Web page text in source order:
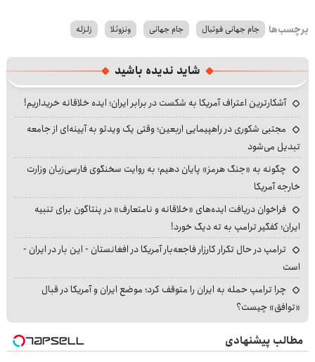
برچسب‌ها جام جهانی فوتبال جام جهانی ونزوئلا زلزله
شاید ندیده باشید
آشکارترین اعتراف آمریکا به شکست در برابر ایران؛ ایده خلاقانه خریداریم!
مجتبی شکوری در راهپیمایی اربعین؛ وقتی یک ویدئو به آیینه‌ای از جامعه
تبدیل می‌شود
چگونه به «جنگ هرمز» پایان دهیم؛ به روایت سخنگوی فارسی‌زبان وزارت
خارجه آمریکا
فراخوان دریافت ایده‌های «خلاقانه و نامتعارف» در پنتاگون برای تنبیه
ایران؛ کفگیر ترامپ به ته دیگ خورد!
ترامپ در حال تکرار کارزار فاجعه‌بار آمریکا در افغانستان - این بار در ایران -
است
چرا ترامپ حمله به ایران را متوقف کرد؛ موضع ایران و آمریکا در قبال
«توافق» چیست؟
مطالب پیشنهادی